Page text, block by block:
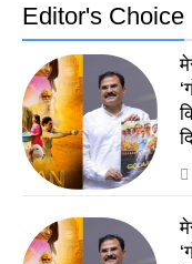
Editor's Choice